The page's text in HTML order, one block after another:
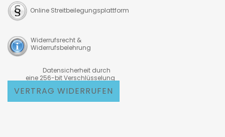
Online Streitbeilegungsplattform
Widerrufsrecht &
Widerrufsbelehrung
Datensicherheit durch
eine 256-bit Verschlüsselung
VERTRAG WIDERRUFEN